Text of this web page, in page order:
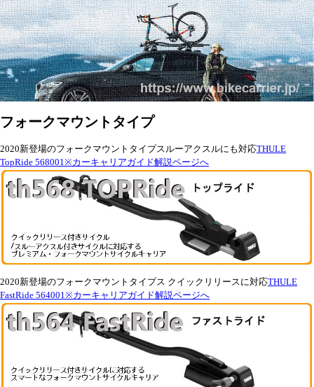
フォークマウントタイプ
2020新登場のフォークマウントタイプスルーアクスルにも対応THULE
TopRide 568001※カーキャリアガイド解説ページへ
2020新登場のフォークマウントタイプス クイックリリースに対応THULE
FastRide 564001※カーキャリアガイド解説ページへ